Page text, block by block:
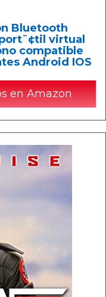
Bluetooth
virtual
compatible
Android IOS
en Amazon